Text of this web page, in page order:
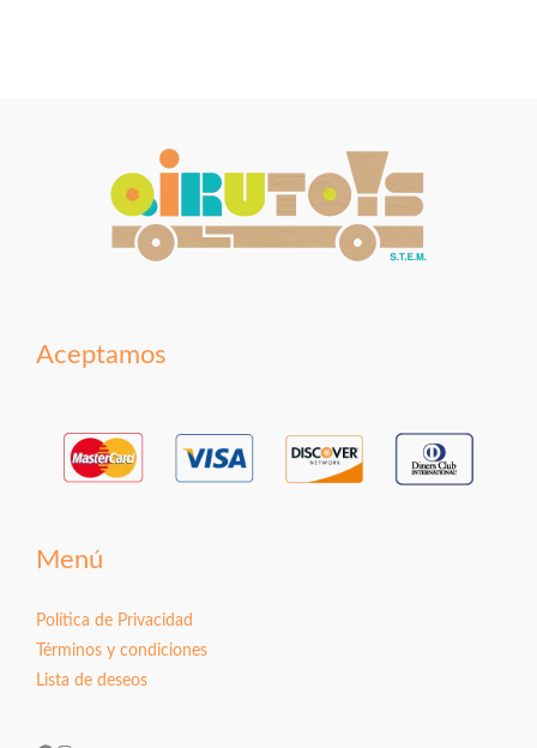
Aceptamos
Menú
Política de Privacidad
Términos y condiciones
Lista de deseos